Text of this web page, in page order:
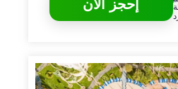
إحجز الأن